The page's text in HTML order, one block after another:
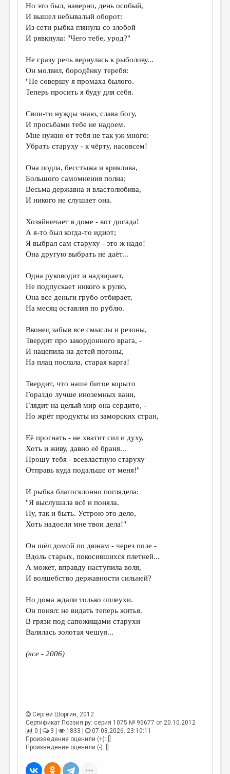
Но это был, наверно, день особый,
И вышел небывалый оборот:
Из сети рыбка глянула со злобой
И рявкнула: "Чего тебе, урод?"
Не сразу речь вернулась к рыболову...
Он молвил, бородёнку теребя:
"Не совершу я промаха былого.
Теперь просить я буду для себя.
Свои-то нужды знаю, слава богу,
И просьбами тебе не надоем.
Мне нужно от тебя не так уж много:
Убрать старуху - к чёрту, насовсем!
Она подла, бесстыжа и криклива,
Большого самомнения полна;
Весьма державна и властолюбива,
И никого не слушает она.
Хозяйничает в доме - вот досада!
А я-то был когда-то идиот;
Я выбрал сам старуху - это ж надо!
Она другую выбрать не даёт...
Одна руководит и надзирает,
Не подпускает никого к рулю,
Она все деньги грубо отбирает,
На месяц оставляя по рублю.
Вконец забыв все смыслы и резоны,
Твердит про закордонного врага, -
И нацепила на детей погоны,
На плац послала, старая карга!
Твердит, что наше битое корыто
Гораздо лучше иноземных ванн,
Глядит на целый мир она сердито, -
Но жрёт продукты из заморских стран,
Её прогнать - не хватит сил и духу,
Хоть и живу, давно её браня...
Прошу тебя - всевластную старуху
Отправь куда подальше от меня!"
И рыбка благосклонно поглядела:
"Я выслушала всё и поняла.
Ну, так и быть. Устрою это дело,
Хоть надоели мне твои дела!"
Он шёл домой по дюнам - через поле -
Вдоль старых, покосившихся плетней...
А может, вправду наступила воля,
И волшебство державности сильней?
Но дома ждали только оплеухи.
Он понял: не видать теперь житья.
В грязи под сапожищами старухи
Валялась золотая чешуя...
(все - 2006)
Сергей Шоргин, 2012
Сертификат Поэзия.ру: серия 1075 № 95677 от 20.10.2012
0 |
3 | 1833 |
07.08.2026. 23:10:11
Произведение оценили (+): []
Произведение оценили (-): []